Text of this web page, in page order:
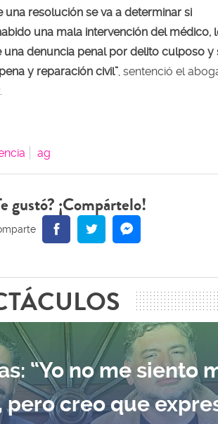
una resolución se va a determinar si
una mala intervención del médico,
una denuncia penal por delito culposo y
y reparación civil” , sentenció el
.
ag
gustó? ¡Compártelo!
“Yo no me siento
pero creo que